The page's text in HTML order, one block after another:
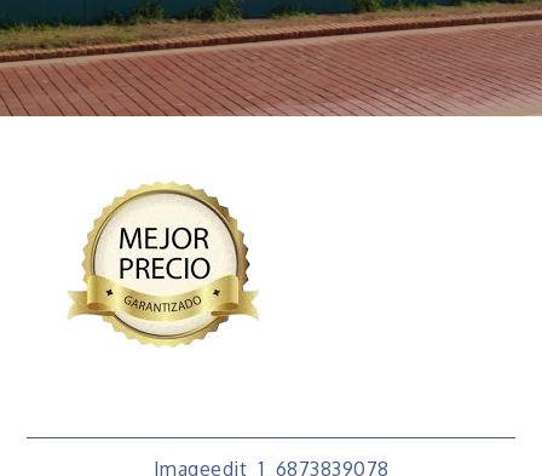
Imageedit_1_6873839078